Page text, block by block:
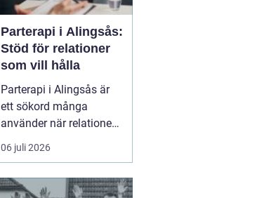
Parterapi i Alingsås:
Stöd för relationer
som vill hålla
Parterapi i Alingsås är
ett sökord många
använder när relationen
börjar skava och
vardagen känns mer
samarbete. När
06 juli 2026